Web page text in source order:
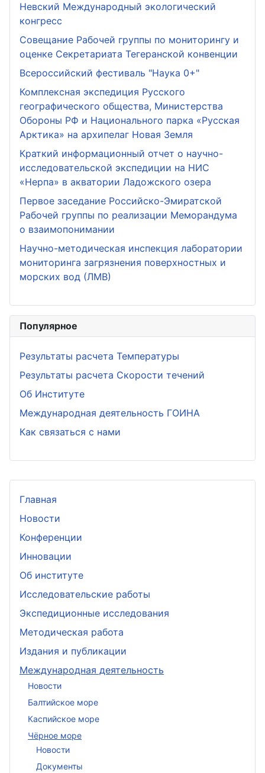
Главная
Новости
Конференции
Инновации
Об институте
Исследовательские работы
Экспедиционные исследования
Методическая работа
Издания и публикации
Международная деятельность
Новости
Балтийское море
Каспийское море
Чёрное море
Новости
Документы
Невский Международный экологический
конгресс
Совещание Рабочей группы по мониторингу и
оценке Секретариата Тегеранской конвенции
Всероссийский фестиваль "Наука 0+"
Комплексная экспедиция Русского
географического общества, Министерства
Обороны РФ и Национального парка «Русская
Арктика» на архипелаг Новая Земля
Краткий информационный отчет о научно-
исследовательской экспедиции на НИС
«Нерпа» в акватории Ладожского озера
Первое заседание Российско-Эмиратской
Рабочей группы по реализации Меморандума
о взаимопонимании
Научно-методическая инспекция лаборатории
мониторинга загрязнения поверхностных и
морских вод (ЛМВ)
Популярное
Результаты расчета Температуры
Результаты расчета Скорости течений
Об Институте
Международная деятельность ГОИНА
Как связаться с нами